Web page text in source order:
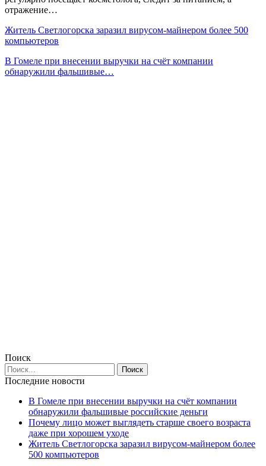
отражение…
Житель Светлогорска заразил вирусом-майнером более 500
компьютеров
В Гомеле при внесении выручки на счёт компании
обнаружили фальшивые…
Поиск
Последние новости
В Гомеле при внесении выручки на счёт компании
обнаружили фальшивые российские деньги
Почему лицо может выглядеть старше своего возраста
даже при хорошем уходе
Житель Светлогорска заразил вирусом-майнером более
500 компьютеров